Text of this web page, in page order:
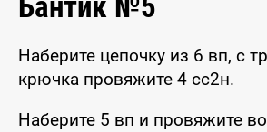
Наберите цепочку из 6 вп, с
крючка провяжите 4 сс2н.
Наберите 5 вп и провяжите